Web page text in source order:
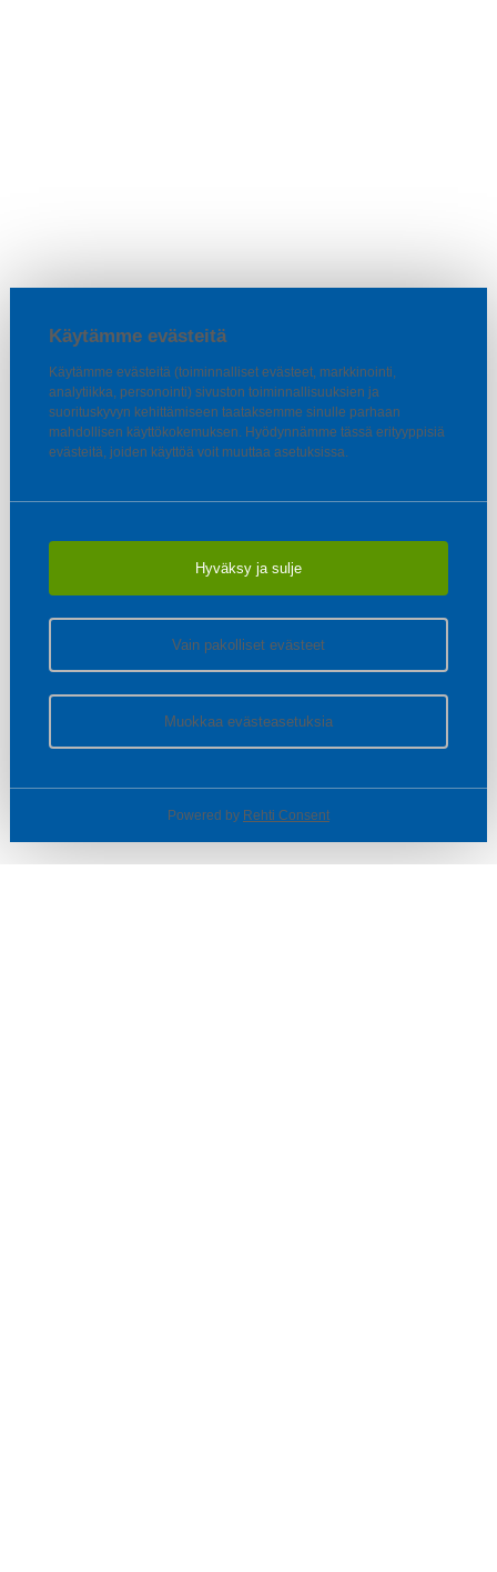
Käytämme evästeitä
Käytämme evästeitä (toiminnalliset evästeet, markkinointi,
analytiikka, personointi) sivuston toiminnallisuuksien ja
suorituskyvyn kehittämiseen taataksemme sinulle parhaan
mahdollisen käyttökokemuksen. Hyödynnämme tässä erityyppisiä
evästeitä, joiden käyttöä voit muuttaa asetuksissa.
Hyväksy ja sulje
Vain pakolliset evästeet
Muokkaa evästeasetuksia
Powered by Rehti Consent